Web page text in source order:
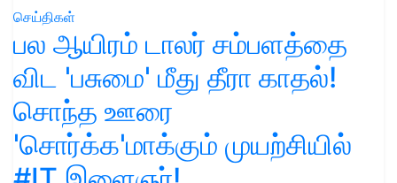
செய்திகள்
பல ஆயிரம் டாலர் சம்பளத்தை
விட 'பசுமை' மீது தீரா காதல்!
சொந்த ஊரை
'சொர்க்க'மாக்கும் முயற்சியில்